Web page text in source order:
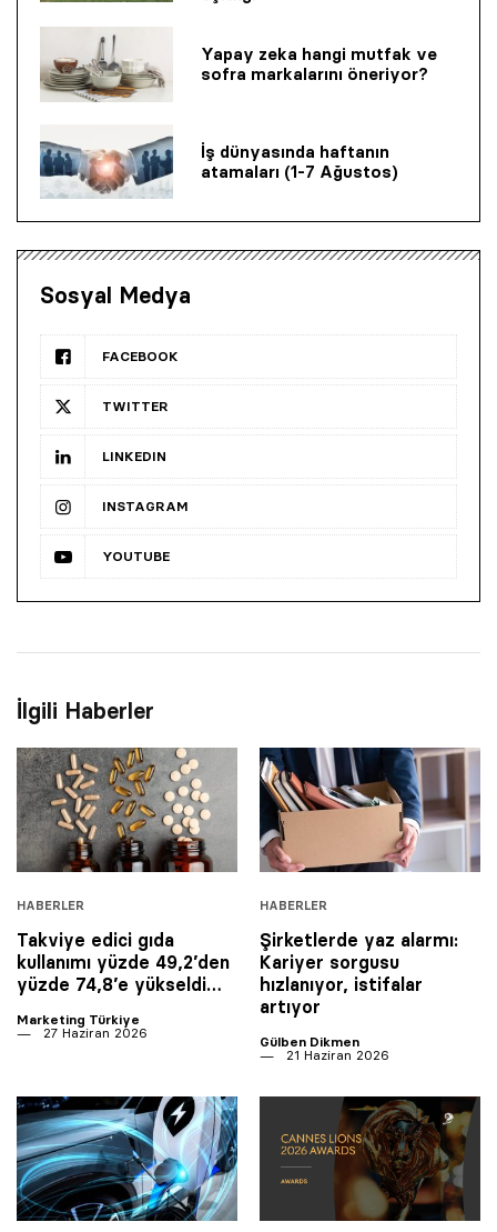
Yapay zeka hangi mutfak ve
sofra markalarını öneriyor?
İş dünyasında haftanın
atamaları (1-7 Ağustos)
Sosyal Medya
FACEBOOK
TWITTER
LINKEDIN
INSTAGRAM
YOUTUBE
İlgili Haberler
HABERLER
Takviye edici gıda
kullanımı yüzde 49,2’den
yüzde 74,8’e yükseldi…
Marketing Türkiye
27 Haziran 2026
HABERLER
Şirketlerde yaz alarmı:
Kariyer sorgusu
hızlanıyor, istifalar
artıyor
Gülben Dikmen
21 Haziran 2026